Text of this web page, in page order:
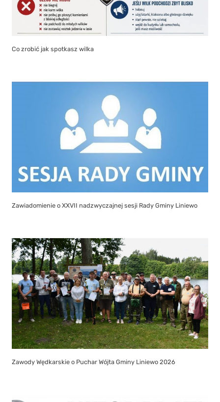
Co zrobić jak spotkasz wilka
Zawiadomienie o XXVII nadzwyczajnej sesji Rady Gminy Liniewo
Zawody Wędkarskie o Puchar Wójta Gminy Liniewo 2026